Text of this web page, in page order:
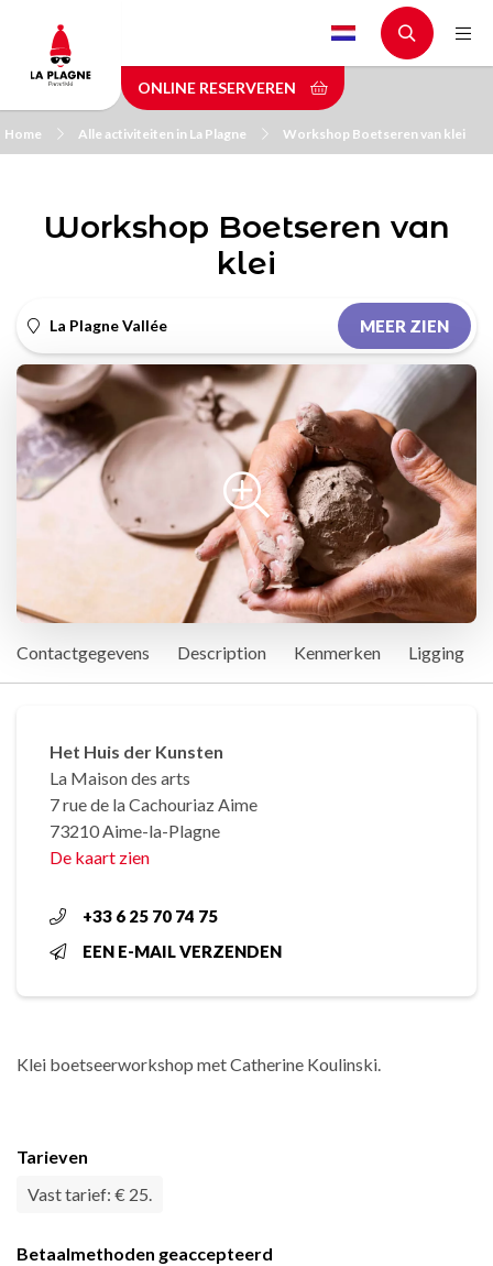
main
content
ONLINE RESERVEREN
Home Alle activiteiten in La Plagne Workshop Boetseren van klei
Workshop Boetseren van
klei
La Plagne Vallée MEER ZIEN
Contactgegevens Description Kenmerken Ligging
Het Huis der Kunsten
La Maison des arts
7 rue de la Cachouriaz Aime
73210 Aime-la-Plagne
De kaart zien
+33 6 25 70 74 75
EEN E-MAIL VERZENDEN
Klei boetseerworkshop met Catherine Koulinski.
Tarieven
Vast tarief: € 25.
Betaalmethoden geaccepteerd